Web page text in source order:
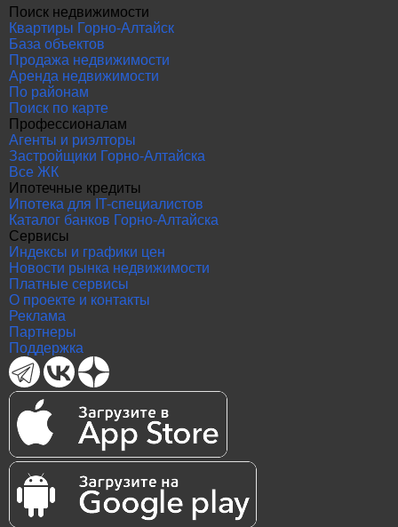
Поиск недвижимости
Квартиры Горно-Алтайск
База объектов
Продажа недвижимости
Аренда недвижимости
По районам
Поиск по карте
Профессионалам
Агенты и риэлторы
Застройщики Горно-Алтайска
Все ЖК
Ипотечные кредиты
Ипотека для IT-специалистов
Каталог банков Горно-Алтайска
Сервисы
Индексы и графики цен
Новости рынка недвижимости
Платные сервисы
О проекте и контакты
Реклама
Партнеры
Поддержка